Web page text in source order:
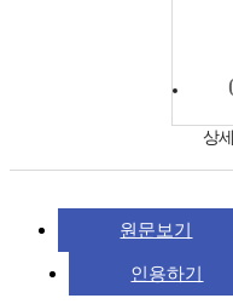
상
원문보기
인용하기